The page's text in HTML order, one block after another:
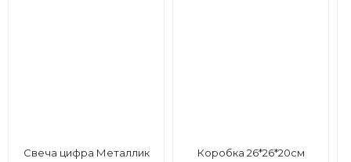
Свеча цифра Металлик
Коробка 26*26*20см